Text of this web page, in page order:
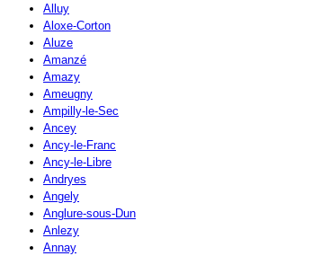
Alluy
Aloxe-Corton
Aluze
Amanzé
Amazy
Ameugny
Ampilly-le-Sec
Ancey
Ancy-le-Franc
Ancy-le-Libre
Andryes
Angely
Anglure-sous-Dun
Anlezy
Annay